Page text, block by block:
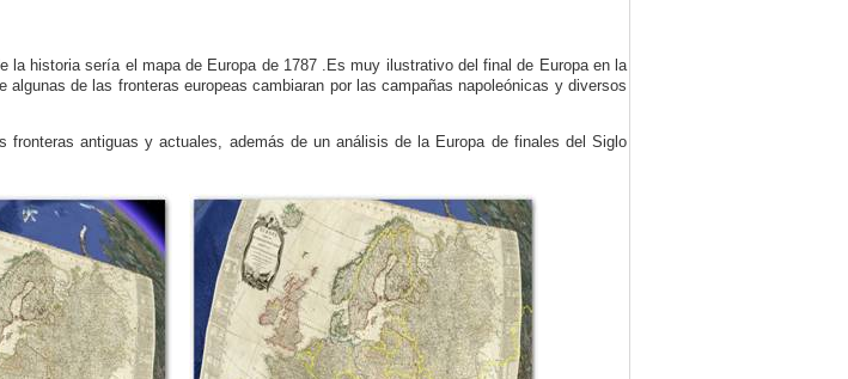
la historia sería el mapa de Europa de 1787 .Es muy ilustrativo del final de Europa en la
algunas de las fronteras europeas cambiaran por las campañas napoleónicas y diversos
fronteras antiguas y actuales, además de un análisis de la Europa de finales del Siglo